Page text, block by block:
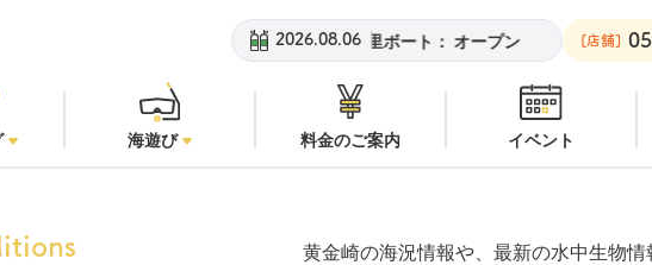
2026.08.06
オープン 安良里ボート：オープン 黄金崎ビーチ：
[店舗]
海遊び 料金のご案内 イベント
黄金崎の海況情報や、最新の水中生物情